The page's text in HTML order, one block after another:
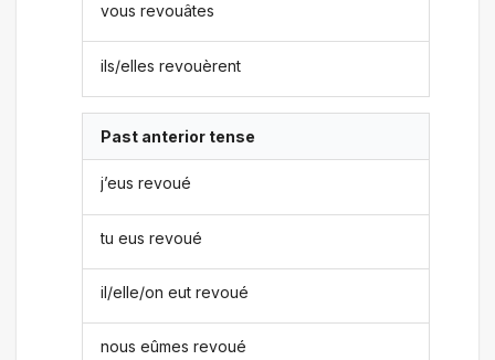
vous revouâtes
ils/elles revouèrent
Past anterior tense
j’eus revoué
tu eus revoué
il/elle/on eut revoué
nous eûmes revoué